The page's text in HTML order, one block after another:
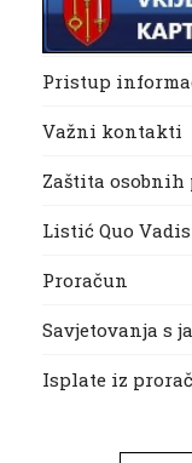
Pristup
Važni kontakti
Zaštita osobnih
Listić Quo Vadis
Proračun
Savjetovanja s
Isplate iz